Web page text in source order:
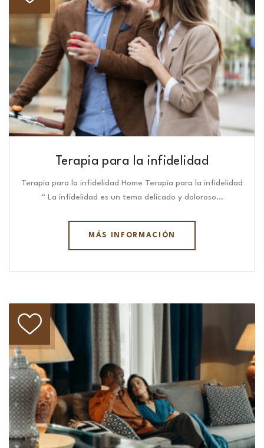
Terapia para la infidelidad
Terapia para la infidelidad Home Terapia para la infidelidad
“ La infidelidad es un tema delicado y doloroso…
MÁS INFORMACIÓN